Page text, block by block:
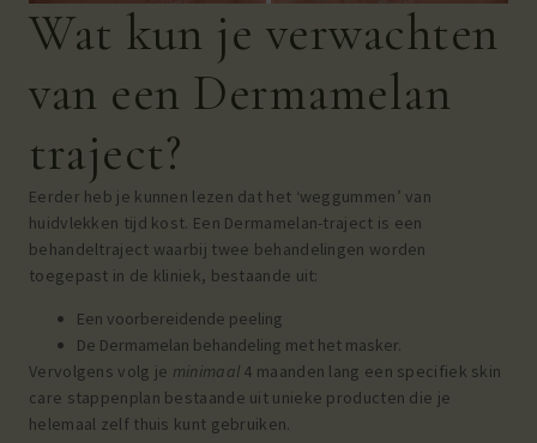
Wat kun je verwachten
van een Dermamelan
traject?
Eerder heb je kunnen lezen dat het ‘weggummen’ van
huidvlekken tijd kost. Een Dermamelan-traject is een
behandeltraject waarbij twee behandelingen worden
toegepast in de kliniek, bestaande uit:
Een voorbereidende peeling
De Dermamelan behandeling met het masker.
Vervolgens volg je minimaal 4 maanden lang een specifiek skin
care stappenplan bestaande uit unieke producten die je
helemaal zelf thuis kunt gebruiken.